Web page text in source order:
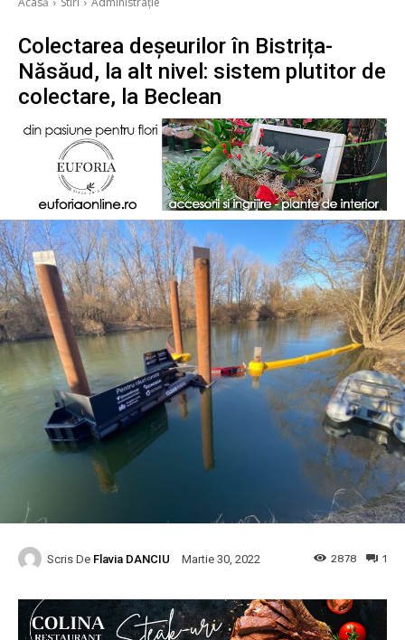
Colectarea deșeurilor în Bistrița-
Năsăud, la alt nivel: sistem plutitor de
colectare, la Beclean
Scris De Flavia DANCIU Martie 30, 2022 1
2878